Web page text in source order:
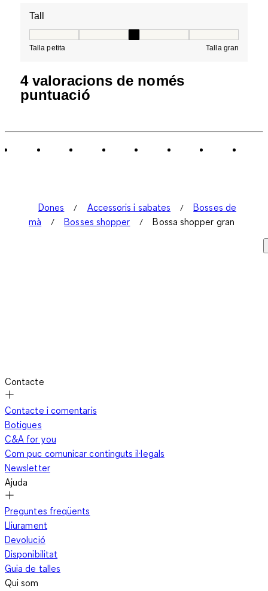
Tall
Talla petita Talla gran
4 valoracions de només
puntuació
Dones Accessoris i sabates
Bosses de
mà
Bosses shopper Bossa shopper gran
Contacte
Contacte i comentaris
Botigues
C&A for you
Com puc comunicar continguts il·legals
Newsletter
Ajuda
Preguntes freqüents
Lliurament
Devolució
Disponibilitat
Guia de talles
Qui som